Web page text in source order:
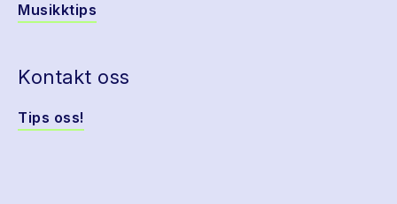
Musikktips
Kontakt oss
Tips oss!